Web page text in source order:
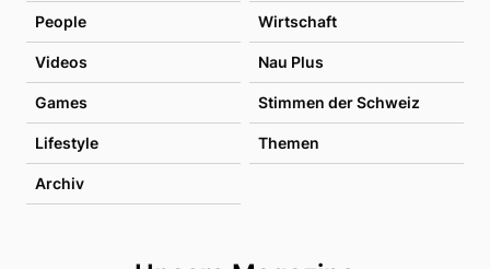
People Wirtschaft
Videos Nau Plus
Games Stimmen der Schweiz
Lifestyle Themen
Archiv